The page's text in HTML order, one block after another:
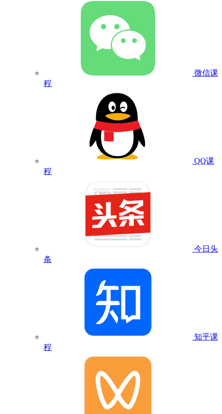
微信课
程
QQ课
程
今日头
条
知乎课
程